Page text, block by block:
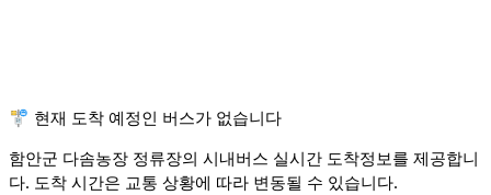
🚏 현재 도착 예정인 버스가 없습니다
함안군 다솜농장 정류장의 시내버스 실시간 도착정보를 제공합니
다. 도착 시간은 교통 상황에 따라 변동될 수 있습니다.